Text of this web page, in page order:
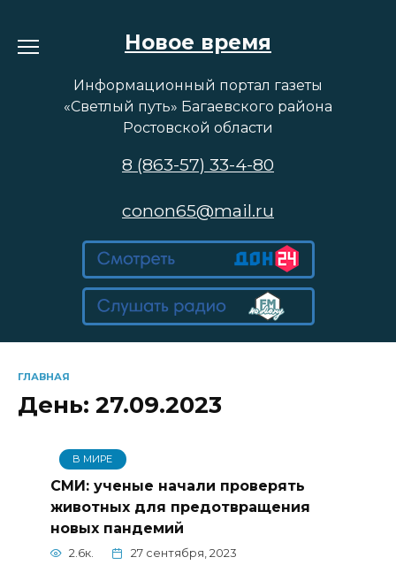
содержанию
Новое время
Информационный портал газеты
«Светлый путь» Багаевского района
Ростовской области
8 (863-57) 33-4-80
conon65@mail.ru
ГЛАВНАЯ
День: 27.09.2023
В МИРЕ
СМИ: ученые начали проверять
животных для предотвращения
новых пандемий
2.6к. 27 сентября, 2023